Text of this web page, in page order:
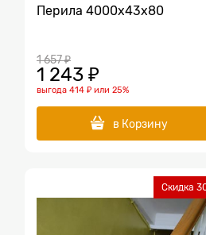
Перила 4000х43х80
1 657 ₽
1 243 ₽
выгода 414 ₽ или 25%
в Корзину
Скидка